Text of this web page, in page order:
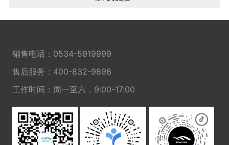
销售电话： 0534-5919999
售后服务： 400-832-9898
工作时间：周一至六，9:00-17:00